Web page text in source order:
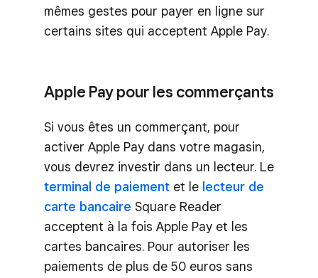
mêmes gestes pour payer en ligne sur
certains sites qui acceptent Apple Pay.
Apple Pay pour les commerçants
Si vous êtes un commerçant, pour
activer Apple Pay dans votre magasin,
vous devrez investir dans un lecteur. Le
terminal de paiement et le lecteur de
carte bancaire Square Reader
acceptent à la fois Apple Pay et les
cartes bancaires. Pour autoriser les
paiements de plus de 50 euros sans